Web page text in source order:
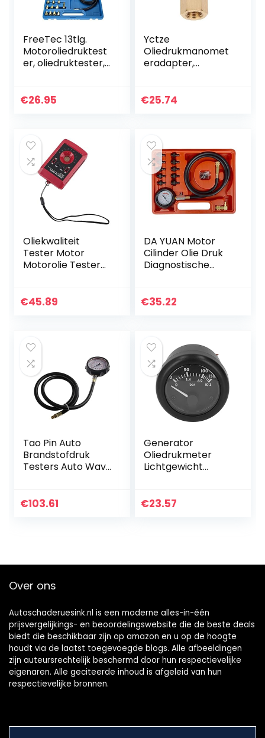
FreeTec 13tlg.
Motoroliedruktest
er, oliedruktester,
gereedschap
€26.95
Yctze
Oliedrukmanomet
eradapter,
geschikt voor BA
€25.74
Oliekwaliteit
Tester Motor
Motorolie Tester
met Kalibratie
€45.89
DA YUAN Motor
Cilinder Olie Druk
Diagnostische
€35.22
Tao Pin Auto
Brandstofdruk
Testers Auto Wave
Tester Gauge
€103.61
Generator
Oliedrukmeter
Lichtgewicht
Mechanische
€23.57
Over ons
Autoschaderuesink.nl is een moderne alles-in-één
prijsvergelijkings- en beoordelingswebsite die de beste deals
biedt die beschikbaar zijn op amazon en u op de hoogte
houdt via de laatst toegevoegde blogs. Alle afbeeldingen
zijn auteursrechtelijk beschermd door hun respectievelijke
eigenaren. Alle geciteerde inhoud is afgeleid van hun
respectievelijke bronnen.